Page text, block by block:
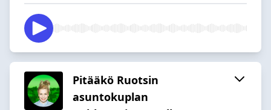
Pitääkö Ruotsin
asuntokuplan